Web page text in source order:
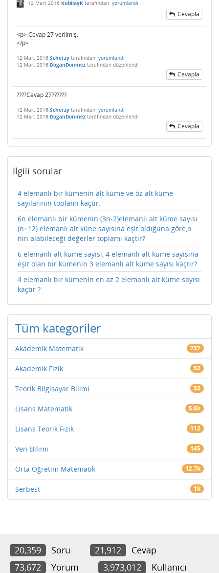
12 Mart 2016 KubilayK tarafından yorumlandı
Cevapla
<p> Cevap 27 verilmiş.
</p>
12 Mart 2016 Scherzy tarafından yorumlandı
12 Mart 2016 DoganDonmez tarafından düzenlendi
Cevapla
????Cevap 27??????
12 Mart 2016 Scherzy tarafından yorumlandı
12 Mart 2016 DoganDonmez tarafından düzenlendi
Cevapla
İlgili sorular
4 elemanlı bir kümenin alt küme ve öz alt küme
sayılarının toplamı kaçtır.
6n elemanlı bir kümenin (3n-2)elemanlı alt küme sayısı
(n+12) elemanlı alt küne sayısına eşit oldığuna göre,n
nin alabileceği değerler toplamı kaçtır?
6 elemanlı alt küme sayısı, 4 elemanlı alt küme sayısına
eşit olan bir kümenin 3 elemanlı alt küme sayısı kaçtır?
4 elemanlı bir kümenin en az 2 elemanlı alt küme sayısı
kaçtır ?
Tüm kategoriler
Akademik Matematik 737
Akademik Fizik 52
Teorik Bilgisayar Bilimi 32
Lisans Matematik 5.6k
Lisans Teorik Fizik 112
Veri Bilimi 145
Orta Öğretim Matematik 12.7k
Serbest 1k
20,359 Soru 21,912
Cevap
73,672
Yorum 3,973,012 Kullanıcı